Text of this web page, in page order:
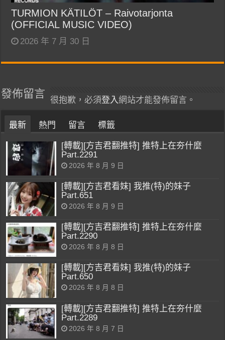
TURMION KÄTILÖT – Raivotarjonta
(OFFICIAL MUSIC VIDEO)
2026 年 7 月 30 日
發佈留言
很抱歉，必須登入網站才能發佈留言。
最新 熱門 留言 標籤
[轉載][方吉君翻推特] 推特上在夯什麼
Part.2291
2026 年 8 月 9 日
[轉載][方吉君看妹] 我推(特)的妹子
Part.651
2026 年 8 月 9 日
[轉載][方吉君翻推特] 推特上在夯什麼
Part.2290
2026 年 8 月 8 日
[轉載][方吉君看妹] 我推(特)的妹子
Part.650
2026 年 8 月 8 日
[轉載][方吉君翻推特] 推特上在夯什麼
Part.2289
2026 年 8 月 7 日